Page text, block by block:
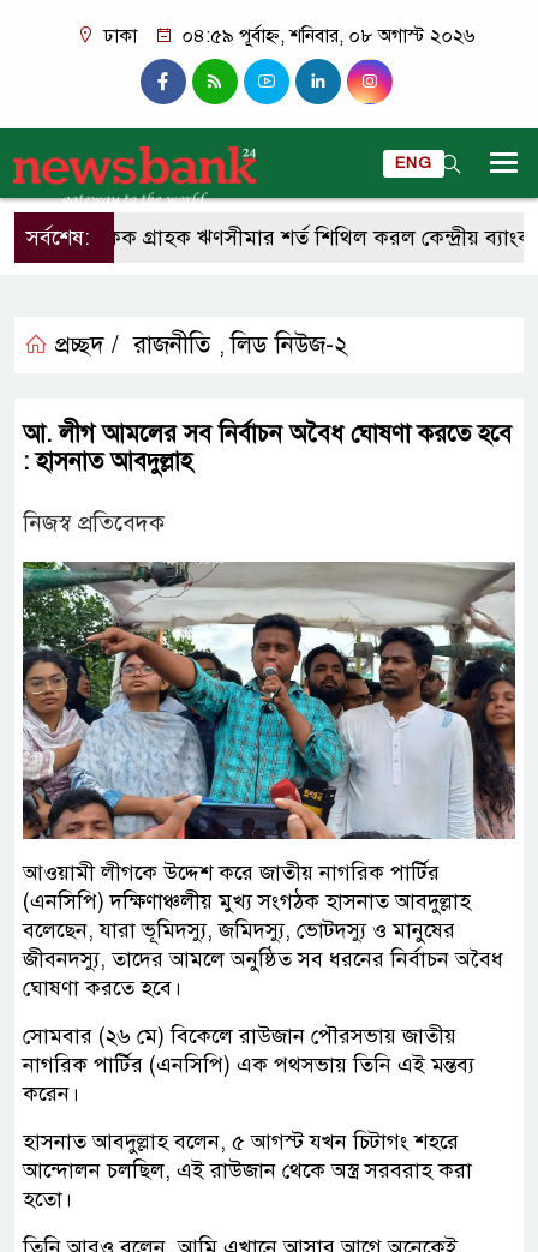
ঢাকা ০৪:৫৯ পূর্বাহ্ন, শনিবার, ০৮ অগাস্ট ২০২৬
ENG
সর্বশেষ:একক গ্রাহক ঋণসীমার শর্ত শিথিল করল কেন্দ্রীয় ব্যাংক
প্রচ্ছদ / রাজনীতি ,লিড নিউজ-২
আ. লীগ আমলের সব নির্বাচন অবৈধ ঘোষণা করতে হবে
: হাসনাত আবদুল্লাহ
নিজস্ব প্রতিবেদক
আওয়ামী লীগকে উদ্দেশ করে জাতীয় নাগরিক পার্টির
(এনসিপি) দক্ষিণাঞ্চলীয় মুখ্য সংগঠক হাসনাত আবদুল্লাহ
বলেছেন, যারা ভূমিদস্যু, জমিদস্যু, ভোটদস্যু ও মানুষের
জীবনদস্যু, তাদের আমলে অনুষ্ঠিত সব ধরনের নির্বাচন অবৈধ
ঘোষণা করতে হবে।
সোমবার (২৬ মে) বিকেলে রাউজান পৌরসভায় জাতীয়
নাগরিক পার্টির (এনসিপি) এক পথসভায় তিনি এই মন্তব্য
করেন।
হাসনাত আবদুল্লাহ বলেন, ৫ আগস্ট যখন চিটাগং শহরে
আন্দোলন চলছিল, এই রাউজান থেকে অস্ত্র সরবরাহ করা
হতো।